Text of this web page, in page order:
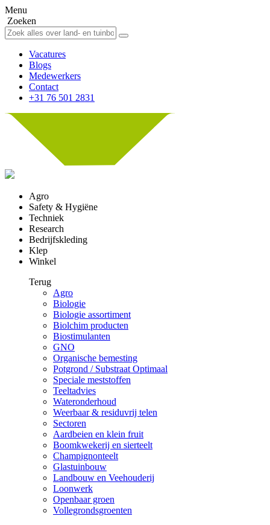
Menu
Zoeken
Vacatures
Blogs
Medewerkers
Contact
+31 76 501 2831
Agro
Safety & Hygiëne
Techniek
Research
Bedrijfskleding
Klep
Winkel
Terug
Agro
Biologie
Biologie assortiment
Biolchim producten
Biostimulanten
GNO
Organische bemesting
Potgrond / Substraat Optimaal
Speciale meststoffen
Teeltadvies
Wateronderhoud
Weerbaar & residuvrij telen
Sectoren
Aardbeien en klein fruit
Boomkwekerij en sierteelt
Champignonteelt
Glastuinbouw
Landbouw en Veehouderij
Loonwerk
Openbaar groen
Vollegrondsgroenten